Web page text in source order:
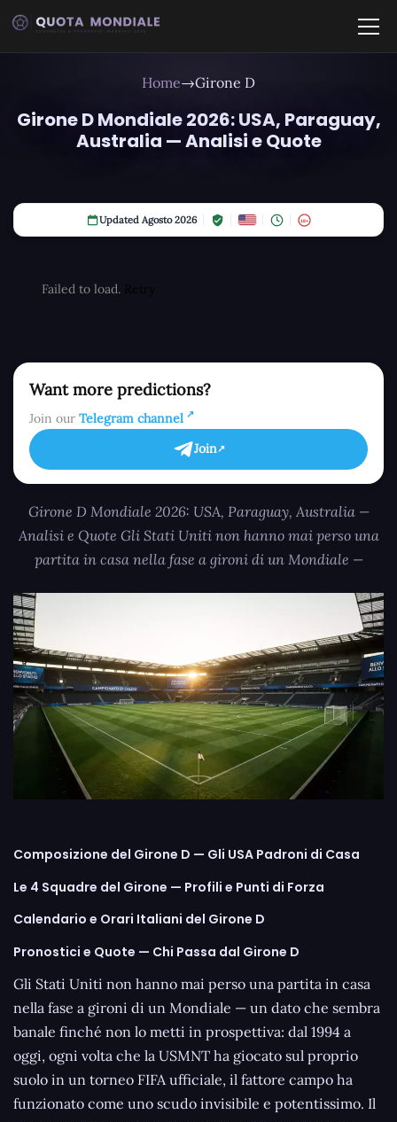
Home→Girone D
Girone D Mondiale 2026: USA, Paraguay,
Australia — Analisi e Quote
Updated Agosto 2026 18+
Failed to load. Retry
Want more predictions?
Join our Telegram channel
Join
Girone D Mondiale 2026: USA, Paraguay, Australia —
Analisi e Quote Gli Stati Uniti non hanno mai perso una
partita in casa nella fase a gironi di un Mondiale —
Composizione del Girone D — Gli USA Padroni di Casa
Le 4 Squadre del Girone — Profili e Punti di Forza
Calendario e Orari Italiani del Girone D
Pronostici e Quote — Chi Passa dal Girone D
Gli Stati Uniti non hanno mai perso una partita in casa
nella fase a gironi di un Mondiale — un dato che sembra
banale finché non lo metti in prospettiva: dal 1994 a
oggi, ogni volta che la USMNT ha giocato sul proprio
suolo in un torneo FIFA ufficiale, il fattore campo ha
funzionato come uno scudo invisibile e potentissimo. Il